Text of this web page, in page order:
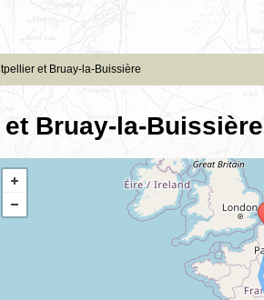
et Bruay-la-Buissière
Bruay-la-Buissière